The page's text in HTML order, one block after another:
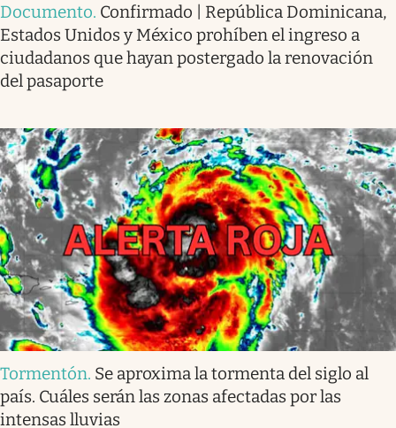
Documento. Confirmado | República Dominicana,
Estados Unidos y México prohíben el ingreso a
ciudadanos que hayan postergado la renovación
del pasaporte
Tormentón. Se aproxima la tormenta del siglo al
país. Cuáles serán las zonas afectadas por las
intensas lluvias